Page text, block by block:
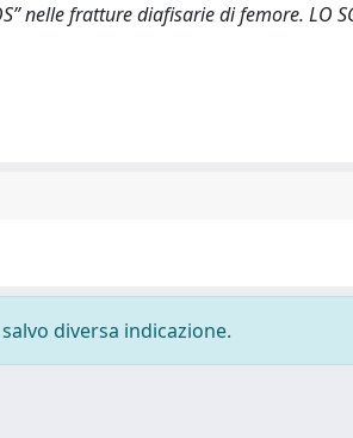
nelle fratture diafisarie di femore. LO
diversa indicazione.